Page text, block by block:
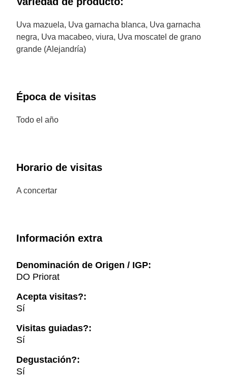
Uva mazuela, Uva garnacha blanca, Uva garnacha
negra, Uva macabeo, viura, Uva moscatel de grano
grande (Alejandría)
Época de visitas
Todo el año
Horario de visitas
A concertar
Información extra
Denominación de Origen / IGP:
DO Priorat
Acepta visitas?:
Sí
Visitas guiadas?:
Sí
Degustación?:
Sí